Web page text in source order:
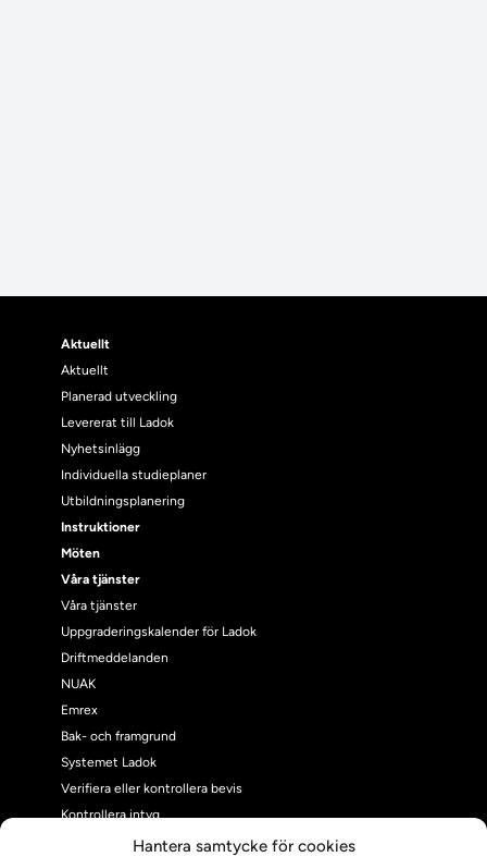
Hantera samtycke för cookies
Aktuellt
Aktuellt
Planerad utveckling
Levererat till Ladok
Nyhetsinlägg
Individuella studieplaner
Utbildningsplanering
Instruktioner
Möten
Våra tjänster
Våra tjänster
Uppgraderingskalender för Ladok
Driftmeddelanden
NUAK
Emrex
Bak- och framgrund
Systemet Ladok
Verifiera eller kontrollera bevis
Kontrollera intyg